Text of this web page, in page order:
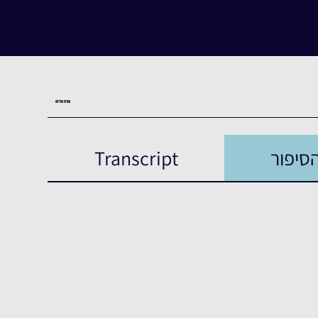
העדות המלאה
Transcript